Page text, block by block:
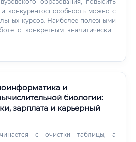
образования, повысить
конкурентоспособность можно с
курсов. Наиболее полезными
хроматографии (ВЭЖХ)
и
биологии:
зарплата и карьерный
с очистки таблицы, а